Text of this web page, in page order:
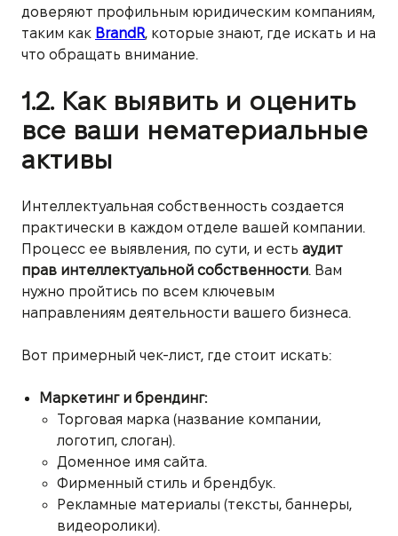
доверяют профильным юридическим компаниям,
таким как BrandR, которые знают, где искать и на
что обращать внимание.
1.2. Как выявить и оценить
все ваши нематериальные
активы
Интеллектуальная собственность создается
практически в каждом отделе вашей компании.
Процесс ее выявления, по сути, и есть аудит
прав интеллектуальной собственности. Вам
нужно пройтись по всем ключевым
направлениям деятельности вашего бизнеса.
Вот примерный чек-лист, где стоит искать:
Маркетинг и брендинг:
Торговая марка (название компании,
логотип, слоган).
Доменное имя сайта.
Фирменный стиль и брендбук.
Рекламные материалы (тексты, баннеры,
видеоролики).